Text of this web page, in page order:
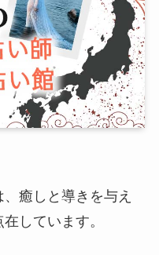
癒しと導きを与え
しています。